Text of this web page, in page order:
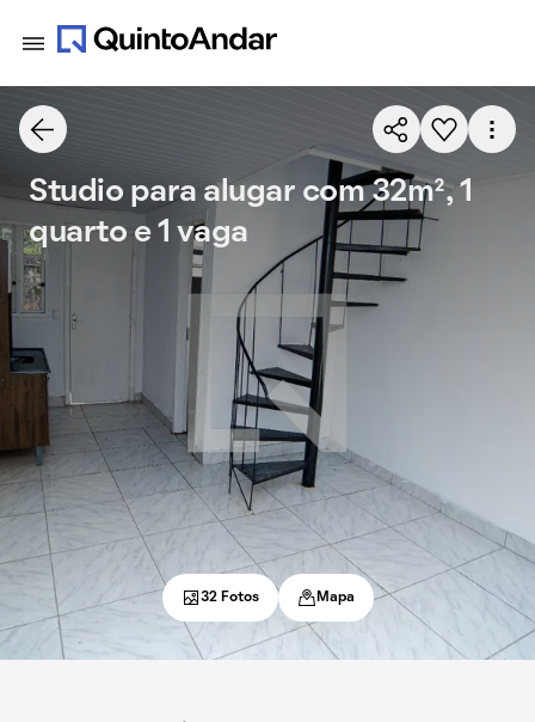
Studio para alugar com 32m², 1
quarto e 1 vaga
32 Fotos Mapa